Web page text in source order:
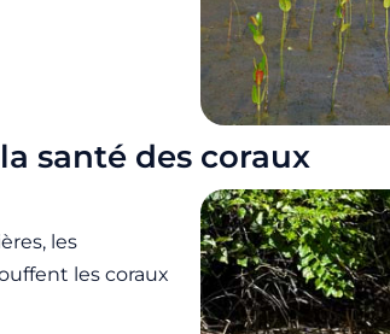
santé des coraux
les
les coraux